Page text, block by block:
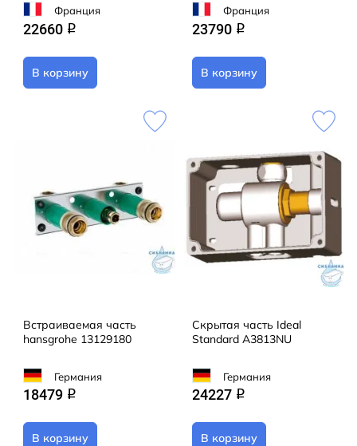
Франция
22660 q
В корзину
Франция
23790 q
В корзину
Встраиваемая часть
hansgrohe 13129180
Германия
18479 q
В корзину
Скрытая часть Ideal
Standard A3813NU
Германия
24227 q
В корзину